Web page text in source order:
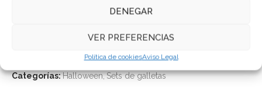
DENEGAR
VER PREFERENCIAS
Política de cookiesAviso Legal
Categorías:Halloween,Sets de galletas